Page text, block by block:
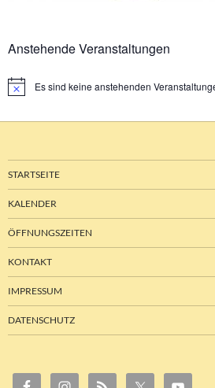
Anstehende Veranstaltungen
HinweisEs sind keine anstehenden
STARTSEITE
KALENDER
ÖFFNUNGSZEITEN
KONTAKT
IMPRESSUM
DATENSCHUTZ